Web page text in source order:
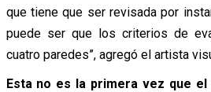
que tiene que ser revisada por
puede ser que los criterios de
cuatro paredes”, agregó el artista
Esta no es la primera vez que